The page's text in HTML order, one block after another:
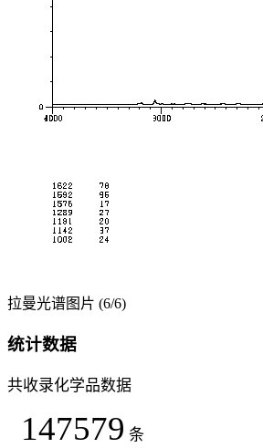
拉曼光谱图片 (6/6)
统计数据
共收录化学品数据
147579 条